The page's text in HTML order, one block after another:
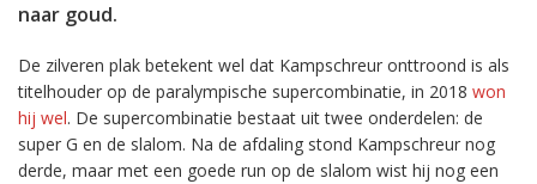
naar goud.
De zilveren plak betekent wel dat Kampschreur onttroond is als
titelhouder op de paralympische supercombinatie, in 2018 won
hij wel. De supercombinatie bestaat uit twee onderdelen: de
super G en de slalom. Na de afdaling stond Kampschreur nog
derde, maar met een goede run op de slalom wist hij nog een